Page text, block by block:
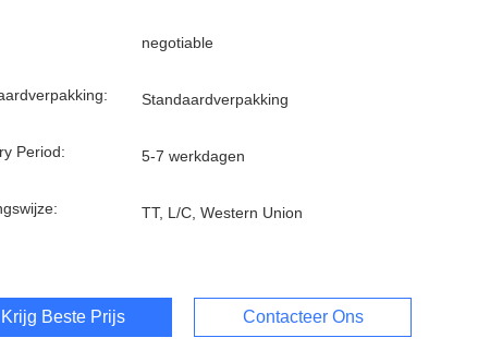
negotiable
Standaardverpakking
Period: 5-7 werkdagen
TT, L/C, Western Union
Krijg Beste Prijs Contacteer Ons